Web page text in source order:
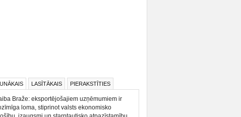
LASĪTĀKAIS PIERAKSTĪTIES
Braže: eksportējošajiem uzņēmumiem ir
loma, stiprinot valsts ekonomisko